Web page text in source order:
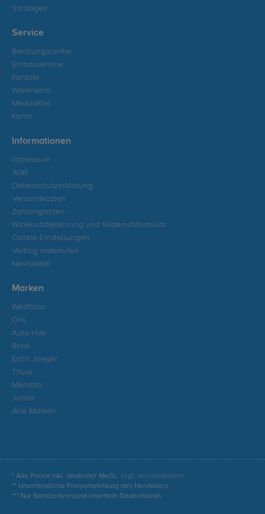
Sonstiges
Service
Beratungscenter
Einbauservice
Kontakt
Warenkorb
Merkzettel
Konto
Informationen
Impressum
AGB
Datenschutzerklärung
Versandkosten
Zahlungsarten
Widerrufsbelehrung und Widerrufsformular
Cookie-Einstellungen
Vertrag widerrufen
Newsletter
Marken
Westfalia
Oris
Auto Hak
Brink
Erich Jaeger
Thule
Menabo
Junior
Alle Marken
* Alle Preise inkl. deutscher MwSt., zzgl. Versandkosten
** Unverbindliche Preisempfehlung des Herstellers
*** Nur Standardversand innerhalb Deutschlands